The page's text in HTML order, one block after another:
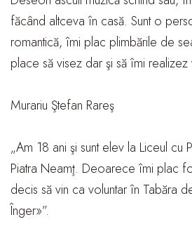
făcând altceva în casă. Sunt o
romantică, îmi plac plimbările de
place să visez dar şi să îmi realizez
Murariu Ştefan Rareş
„Am 18 ani şi sunt elev la Liceul cu
Piatra Neamţ. Deoarece îmi plac
decis să vin ca voluntar în Tabăra
Înger»”.